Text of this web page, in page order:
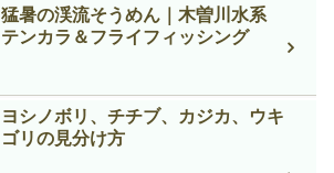
猛暑の渓流そうめん｜木曽川水系
テンカラ＆フライフィッシング
ヨシノボリ、チチブ、カジカ、ウキ
ゴリの見分け方